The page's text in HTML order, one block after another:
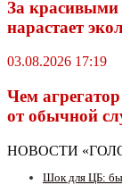
За
нарастает
03.08.2026 17:19
Чем
от обычной
НОВОСТИ
Шок для ЦБ: